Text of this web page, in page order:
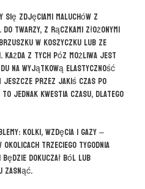
się zdjęciami maluchów z
twarzy, z rączkami złożonymi
w koszyczku lub ze
Każda z tych póz możliwa jest
na wyjątkową elastyczność
przez jakiś czas po
jednak kwestia czasu, dlatego
kolki, wzdęcia i gazy –
trzeciego tygodnia
dokuczał ból lub
zasnąć.